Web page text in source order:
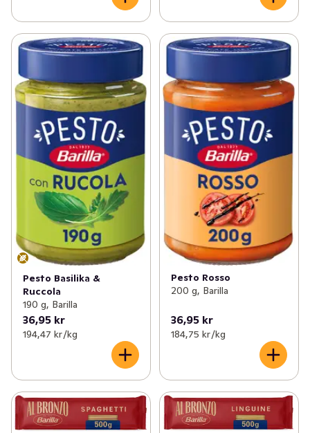
Pesto Basilika &
Ruccola
190 g, Barilla
36,95 kr
194,47 kr /kg
Pesto Rosso
200 g, Barilla
36,95 kr
184,75 kr /kg